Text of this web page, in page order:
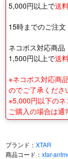
5,000円以上で送
15時までのご注
ネコポス対応商品
1,500円以上で送
※ネコポス対応商
のでご了承くださ
※5,000円以下の
ご購入の場合は通
ブランド：XTAR
商品コード：xtar-